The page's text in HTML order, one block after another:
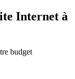
Internet à
budget